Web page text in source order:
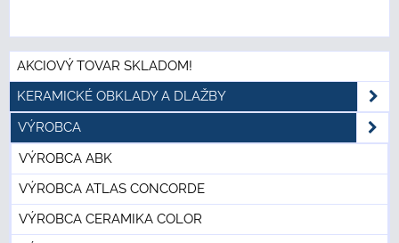
AKCIOVÝ TOVAR SKLADOM!
KERAMICKÉ OBKLADY A DLAŽBY
VÝROBCA
VÝROBCA ABK
VÝROBCA ATLAS CONCORDE
VÝROBCA CERAMIKA COLOR